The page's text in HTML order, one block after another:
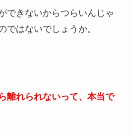
できないからつらいんじゃ
ではないでしょうか。
離れられないって、本当で